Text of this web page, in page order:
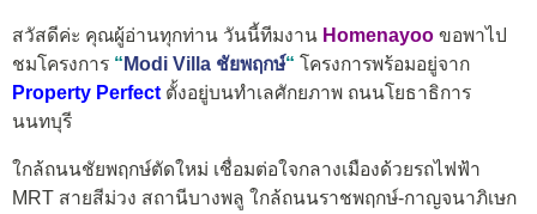
สวัสดีค่ะ คุณผู้อ่านทุกท่าน วันนี้ทีมงาน Homenayoo ขอพาไป
ชมโครงการ “ Modi Villa ชัยพฤกษ์“ โครงการพร้อมอยู่จาก
Property Perfect ตั้งอยู่บนทำเลศักยภาพ ถนนโยธาธิการ
นนทบุรี
ใกล้ถนนชัยพฤกษ์ตัดใหม่ เชื่อมต่อใจกลางเมืองด้วยรถไฟฟ้า
MRT สายสีม่วง สถานีบางพลู ใกล้ถนนราชพฤกษ์-กาญจนาภิเษก